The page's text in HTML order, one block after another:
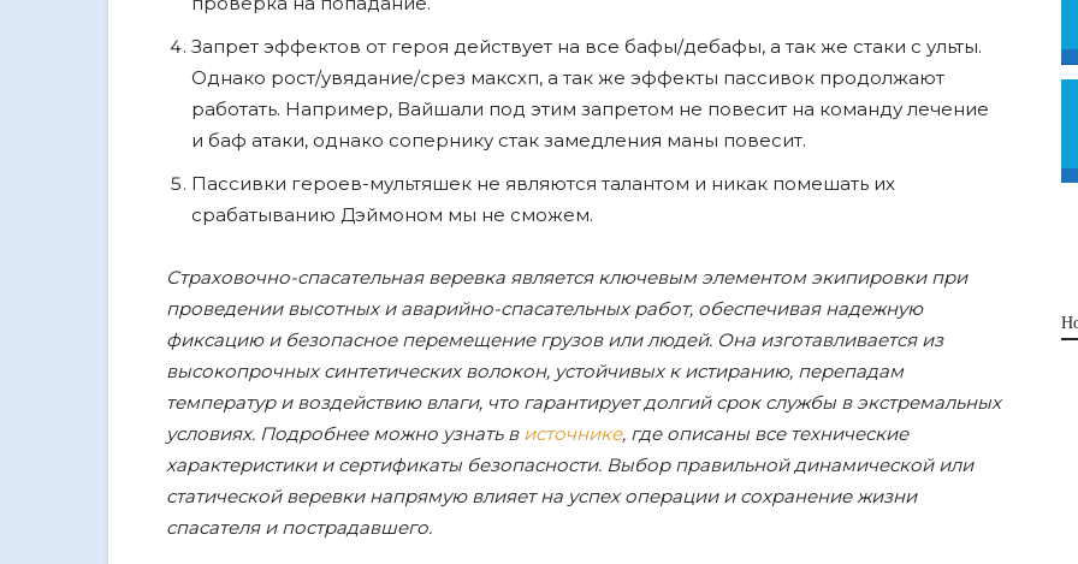
Запрет эффектов от героя действует на все бафы/дебафы, а так же стаки с ульты.
Однако рост/увядание/срез максхп, а так же эффекты пассивок продолжают
работать. Например, Вайшали под этим запретом не повесит на команду лечение
и баф атаки, однако сопернику стак замедления маны повесит.
Пассивки героев-мультяшек не являются талантом и никак помешать их
срабатыванию Дэймоном мы не сможем.
Страховочно-спасательная веревка является ключевым элементом экипировки при
проведении высотных и аварийно-спасательных работ, обеспечивая надежную
фиксацию и безопасное перемещение грузов или людей. Она изготавливается из
высокопрочных синтетических волокон, устойчивых к истиранию, перепадам
температур и воздействию влаги, что гарантирует долгий срок службы в экстремальных
условиях. Подробнее можно узнать в источнике, где описаны все технические
характеристики и сертификаты безопасности. Выбор правильной динамической или
статической веревки напрямую влияет на успех операции и сохранение жизни
спасателя и пострадавшего.